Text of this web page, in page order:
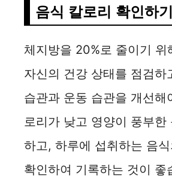
음식 칼로리 확인하기
체지방을 20%로 줄이기 위
자신의 건강 상태를 점검하
습관과 운동 습관을 개선해
로리가 낮고 영양이 풍부한
하고, 하루에 섭취하는 음
확인하여 기록하는 것이 좋